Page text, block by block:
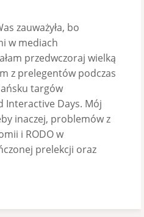
zauważyła, bo
w mediach
przedwczoraj wielką
z prelegentów podczas
targów
Interactive Days. Mój
inaczej, problemów z
i RODO w
prelekcji oraz